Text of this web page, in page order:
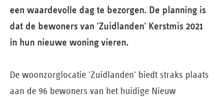
een waardevolle dag te bezorgen. De planning is
dat de bewoners van 'Zuidlanden' Kerstmis 2021
in hun nieuwe woning vieren.
De woonzorglocatie 'Zuidlanden' biedt straks plaats
aan de 96 bewoners van het huidige Nieuw